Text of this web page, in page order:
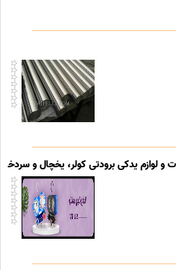
یدکی برودتی کولر، یخچال و